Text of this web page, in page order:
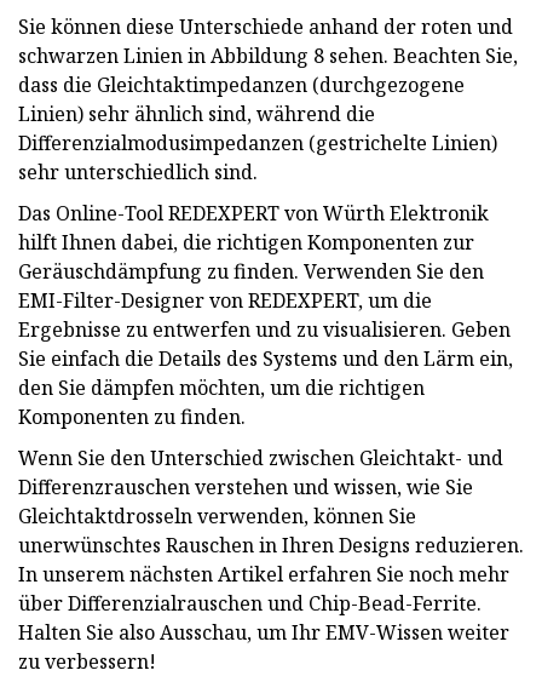
Sie können diese Unterschiede anhand der roten und
schwarzen Linien in Abbildung 8 sehen. Beachten Sie,
dass die Gleichtaktimpedanzen (durchgezogene
Linien) sehr ähnlich sind, während die
Differenzialmodusimpedanzen (gestrichelte Linien)
sehr unterschiedlich sind.
Das Online-Tool REDEXPERT von Würth Elektronik
hilft Ihnen dabei, die richtigen Komponenten zur
Geräuschdämpfung zu finden. Verwenden Sie den
EMI-Filter-Designer von REDEXPERT, um die
Ergebnisse zu entwerfen und zu visualisieren. Geben
Sie einfach die Details des Systems und den Lärm ein,
den Sie dämpfen möchten, um die richtigen
Komponenten zu finden.
Wenn Sie den Unterschied zwischen Gleichtakt- und
Differenzrauschen verstehen und wissen, wie Sie
Gleichtaktdrosseln verwenden, können Sie
unerwünschtes Rauschen in Ihren Designs reduzieren.
In unserem nächsten Artikel erfahren Sie noch mehr
über Differenzialrauschen und Chip-Bead-Ferrite.
Halten Sie also Ausschau, um Ihr EMV-Wissen weiter
zu verbessern!